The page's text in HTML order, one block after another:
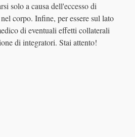
solo a causa dell'eccesso di
corpo. Infine, per essere sul lato
di eventuali effetti collaterali
di integratori. Stai attento!